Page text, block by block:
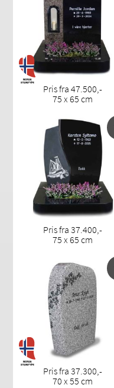
Pris fra 47.500,-
75 x 65 cm
Pris fra 37.400,-
75 x 65 cm
Pris fra 37.300,-
70 x 55 cm